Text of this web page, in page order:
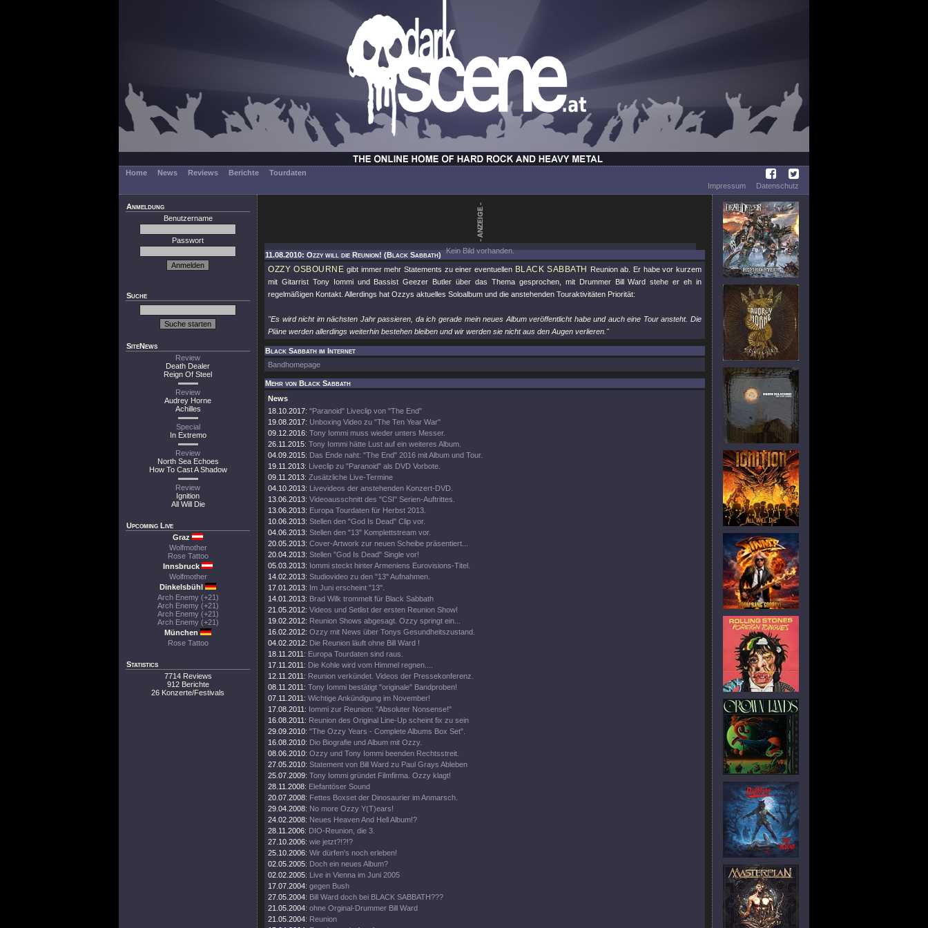
Home News Reviews Berichte
Tourdaten
Impressum
Datenschutz
Anmeldung
Benutzername
Passwort
Suche
SiteNews
Review
Death Dealer
Reign Of Steel
Review
Audrey Horne
Achilles
Special
In Extremo
Review
North Sea Echoes
How To Cast A Shadow
Review
Ignition
All Will Die
Upcoming Live
Graz
Wolfmother
Rose Tattoo
Innsbruck
Wolfmother
Dinkelsbühl
Arch Enemy (+21)
Arch Enemy (+21)
Arch Enemy (+21)
Arch Enemy (+21)
München
Rose Tattoo
Statistics
7714 Reviews
912 Berichte
26 Konzerte/Festivals
Kein Bild vorhanden.
11.08.2010: Ozzy will die Reunion! (Black Sabbath)
OZZY OSBOURNE gibt immer mehr Statements zu einer eventuellen BLACK SABBATH
Reunion ab. Er habe vor kurzem
mit Gitarrist Tony Iommi und Bassist Geezer Butler über das Thema gesprochen, mit Drummer Bill Ward stehe er eh in
regelmäßigen Kontakt. Allerdings hat Ozzys aktuelles Soloalbum und die anstehenden Touraktivitäten Priorität:
"Es wird nicht im nächsten Jahr passieren, da ich gerade mein neues Album veröffentlicht habe und auch eine Tour ansteht. Die
Pläne werden allerdings weiterhin bestehen bleiben und wir werden sie nicht aus den Augen verlieren."
Black Sabbath im Internet
Bandhomepage
Mehr von Black Sabbath
News
18.10.2017: "Paranoid" Liveclip von "The End"
19.08.2017: Unboxing Video zu "The Ten Year War"
09.12.2016: Tony Iommi muss wieder unters Messer.
26.11.2015: Tony Iommi hätte Lust auf ein weiteres Album.
04.09.2015: Das Ende naht: "The End" 2016 mit Album und Tour.
19.11.2013: Liveclip zu "Paranoid" als DVD Vorbote.
09.11.2013: Zusätzliche Live-Termine
04.10.2013: Livevideos der anstehenden Konzert-DVD.
13.06.2013: Videoausschnitt des "CSI" Serien-Auftrittes.
13.06.2013: Europa Tourdaten für Herbst 2013.
10.06.2013: Stellen den "God Is Dead" Clip vor.
04.06.2013: Stellen den "13" Komplettstream vor.
20.05.2013: Cover-Artwork zur neuen Scheibe präsentiert...
20.04.2013: Stellen "God Is Dead" Single vor!
05.03.2013: Iommi steckt hinter Armeniens Eurovisions-Titel.
14.02.2013: Studiovideo zu den "13" Aufnahmen.
17.01.2013: Im Juni erscheint "13".
14.01.2013: Brad Wilk trommelt für Black Sabbath
21.05.2012: Videos und Setlist der ersten Reunion Show!
19.02.2012: Reunion Shows abgesagt. Ozzy springt ein...
16.02.2012: Ozzy mit News über Tonys Gesundheitszustand.
04.02.2012: Die Reunion läuft ohne Bill Ward !
18.11.2011: Europa Tourdaten sind raus.
17.11.2011: Die Kohle wird vom Himmel regnen....
12.11.2011: Reunion verkündet. Videos der Pressekonferenz.
08.11.2011: Tony Iommi bestätigt "originale" Bandproben!
07.11.2011: Wichtige Ankündigung im November!
17.08.2011: Iommi zur Reunion: "Absoluter Nonsense!"
16.08.2011: Reunion des Original Line-Up scheint fix zu sein
29.09.2010: "The Ozzy Years - Complete Albums Box Set".
16.08.2010: Dio Biografie und Album mit Ozzy.
08.06.2010: Ozzy und Tony Iommi beenden Rechtsstreit.
27.05.2010: Statement von Bill Ward zu Paul Grays Ableben
25.07.2009: Tony Iommi gründet Filmfirma. Ozzy klagt!
28.11.2008: Elefantöser Sound
20.07.2008: Fettes Boxset der Dinosaurier im Anmarsch.
29.04.2008: No more Ozzy Y(T)ears!
24.02.2008: Neues Heaven And Hell Album!?
28.11.2006: DIO-Reunion, die 3.
27.10.2006: wie jetzt?!?!?
25.10.2006: Wir dürfen's noch erleben!
02.05.2005: Doch ein neues Album?
02.02.2005: Live in Vienna im Juni 2005
17.07.2004: gegen Bush
27.05.2004: Bill Ward doch bei BLACK SABBATH???
21.05.2004: ohne Orginal-Drummer Bill Ward
21.05.2004: Reunion